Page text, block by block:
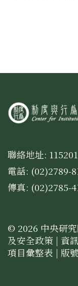
聯絡地址:
電話: (02)2789-
傳真: (02)2785-
© 2026 中央研
及安全政策 | 資
項目彙整表 | 版